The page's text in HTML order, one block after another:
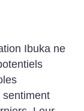
Ibuka ne
sentiment